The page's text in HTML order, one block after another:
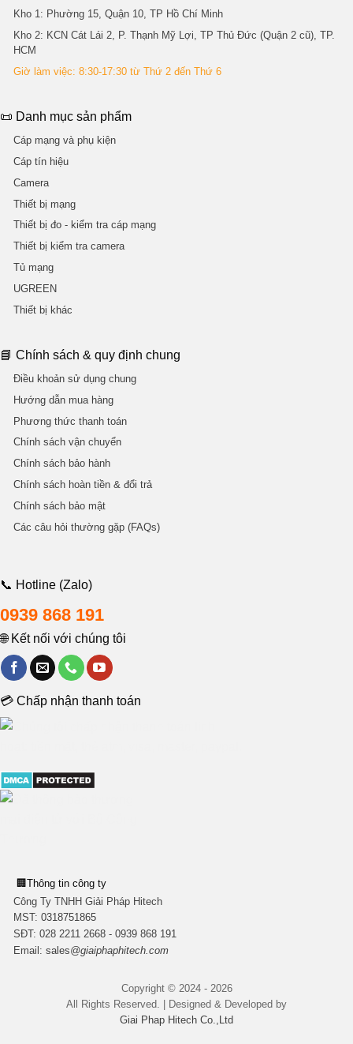
Kho 1: Phường 15, Quận 10, TP Hồ Chí Minh
Kho 2: KCN Cát Lái 2, P. Thạnh Mỹ Lợi, TP Thủ Đức (Quận 2 cũ), TP.
HCM
Giờ làm việc: 8:30-17:30 từ Thứ 2 đến Thứ 6
📜 Danh mục sản phẩm
Cáp mạng và phụ kiện
Cáp tín hiệu
Camera
Thiết bị mạng
Thiết bị đo - kiểm tra cáp mạng
Thiết bị kiểm tra camera
Tủ mạng
UGREEN
Thiết bị khác
📘 Chính sách & quy định chung
Điều khoản sử dụng chung
Hướng dẫn mua hàng
Phương thức thanh toán
Chính sách vận chuyển
Chính sách bảo hành
Chính sách hoàn tiền & đổi trả
Chính sách bảo mật
Các câu hỏi thường gặp (FAQs)
📞 Hotline (Zalo)
0939 868 191
🌐 Kết nối với chúng tôi
💳 Chấp nhận thanh toán
🏢Thông tin công ty
Công Ty TNHH Giải Pháp Hitech
MST: 0318751865
SĐT: 028 2211 2668 - 0939 868 191
Email: sales@giaiphaphitech.com
Copyright © 2024 - 2026
All Rights Reserved. | Designed & Developed by
Giai Phap Hitech Co.,Ltd